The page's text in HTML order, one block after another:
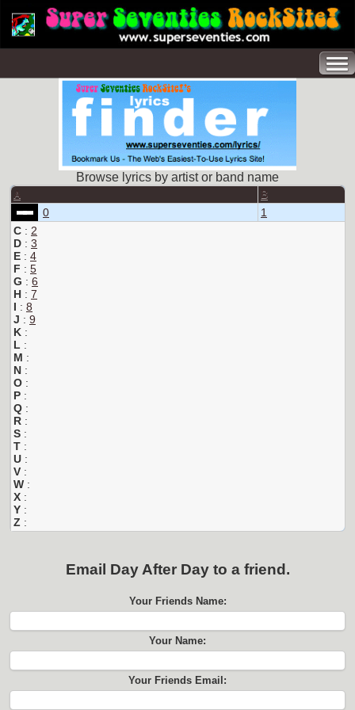
Browse lyrics by artist or band name
A B
0
1
C : 2
D : 3
E : 4
F : 5
G : 6
H : 7
I : 8
J : 9
K :
L :
M :
N :
O :
P :
Q :
R :
S :
T :
U :
V :
W :
X :
Y :
Z :
Email Day After Day to a friend.
Your Friends Name:
Your Name:
Your Friends Email: